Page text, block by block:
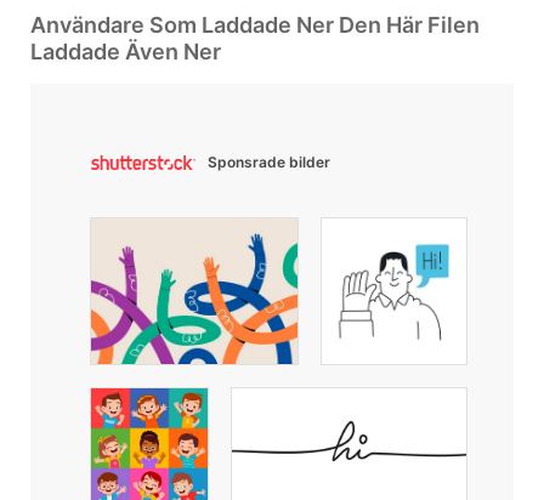
Användare Som Laddade Ner Den Här Filen
Laddade Även Ner
Sponsrade bilder